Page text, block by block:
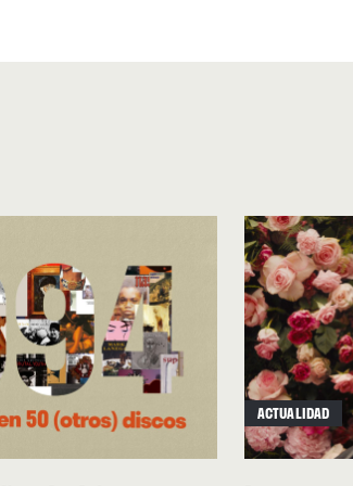
intención.
disco,
pop y
. Los roles
letras,
el paso del
que nos
ACTUALIDAD